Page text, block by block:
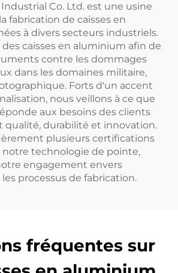
Co. Ltd. est une usine
fabrication de caisses en
à divers secteurs industriels.
caisses en aluminium afin de
contre les dommages
dans les domaines militaire,
Forts d'un accent
nous veillons à ce que
aux besoins des clients
qualité, durabilité et innovation.
plusieurs certifications
notre technologie de pointe,
engagement envers
les processus de fabrication.
fréquentes sur